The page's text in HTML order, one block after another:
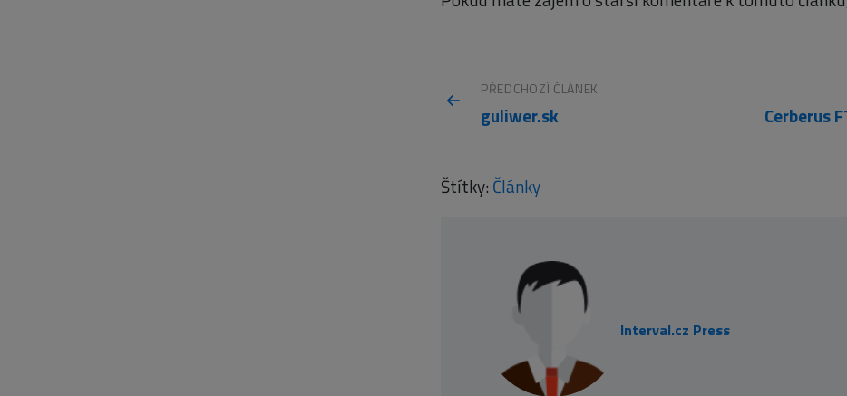
PŘEDCHOZÍ ČLÁNEK
guliwer.sk
Štítky: Články
Interval.cz Press